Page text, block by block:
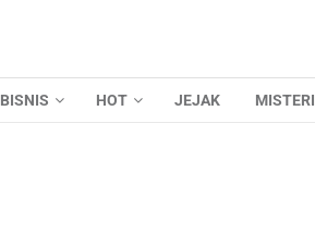
BISNIS HOT JEJAK MISTERI